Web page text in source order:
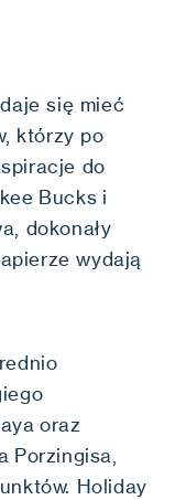
się mieć
którzy po
do
Bucks i
dokonały
wydają
oraz
Porzingisa,
Holiday